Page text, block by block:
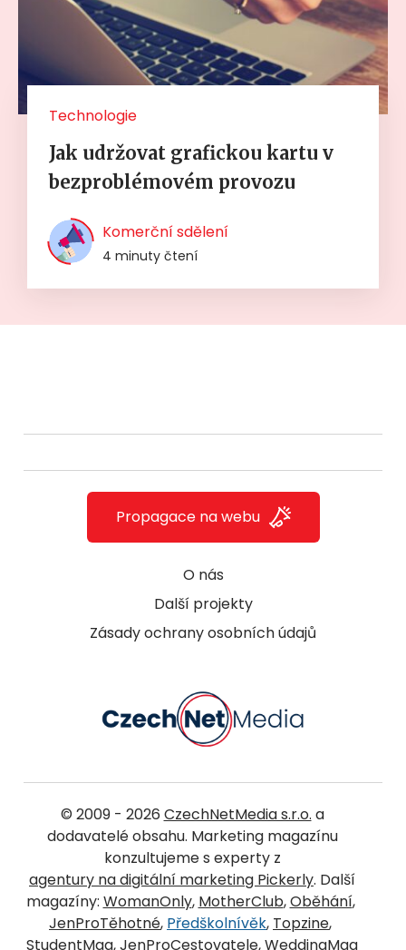
Technologie
Jak udržovat grafickou kartu v
bezproblémovém provozu
Komerční sdělení
4 minuty čtení
O nás
Další projekty
Zásady ochrany osobních údajů
Propagace na webu
© 2009 - 2026 CzechNetMedia s.r.o. a
dodavatelé obsahu. Marketing magazínu
konzultujeme s experty z
agentury na digitální marketing Pickerly. Další
magazíny: WomanOnly, MotherClub,Oběhání,
JenProTěhotné, Předškolnívěk, Topzine,
StudentMag,JenProCestovatele,WeddingMag